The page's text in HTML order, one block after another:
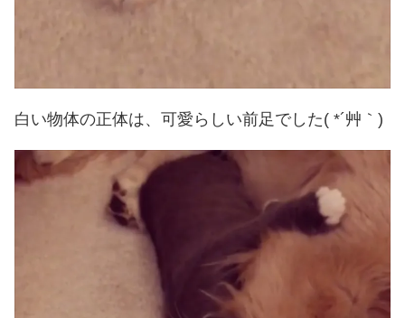
白い物体の正体は、可愛らしい前足でした( *´艸｀)